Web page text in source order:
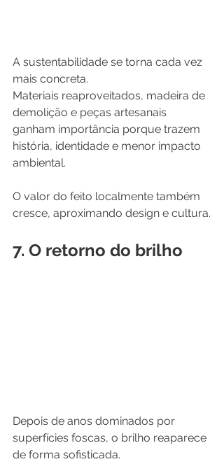
A sustentabilidade se torna cada vez
mais concreta.
Materiais reaproveitados, madeira de
demolição e peças artesanais
ganham importância porque trazem
história, identidade e menor impacto
ambiental.
O valor do feito localmente também
cresce, aproximando design e cultura.
7. O retorno do brilho
Depois de anos dominados por
superfícies foscas, o brilho reaparece
de forma sofisticada.